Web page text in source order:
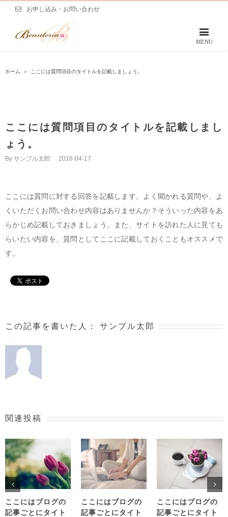
お申し込み・お問い合わせ
ホーム ＞ ここには質問項目のタイトルを記載しましょう。
ここには質問項目のタイトルを記載しまし
ょう。
By サンプル太郎 2016-04-17
ここには質問に対する回答を記載します。よく聞かれる質問や、よ
くいただくお問い合わせ内容はありませんか？そういった内容をあ
らかじめ記載しておきましょう。また、サイトを訪れた人に見ても
らいたい内容を、質問としてここに記載しておくこともオススメで
す。
この記事を書いた人： サンプル太郎
関連投稿
ここにはブログの
記事ごとにタイト
ここにはブログの
記事ごとにタイト
ここにはブログの
記事ごとにタイト